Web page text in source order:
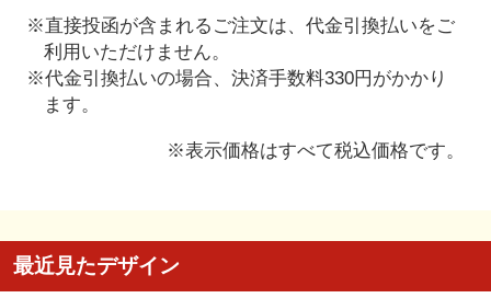
※直接投函が含まれるご注文は、代金引換払いをご
利用いただけません。
※代金引換払いの場合、決済手数料330円がかかり
ます。
※表示価格はすべて税込価格です。
最近見たデザイン